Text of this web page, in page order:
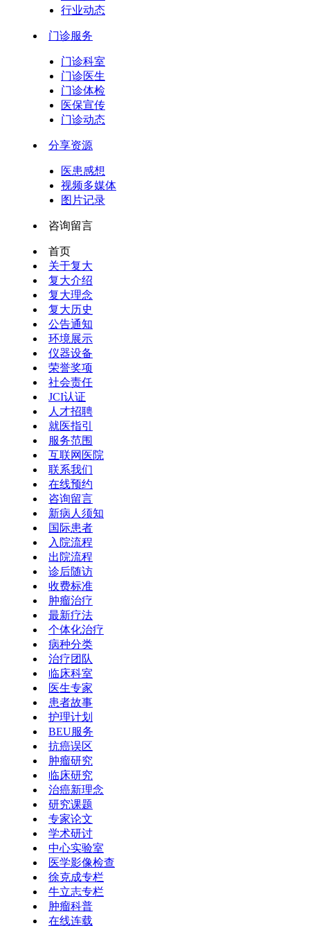
行业动态
门诊服务
门诊科室
门诊医生
门诊体检
医保宣传
门诊动态
分享资源
医患感想
视频多媒体
图片记录
咨询留言
首页
关于复大
复大介绍
复大理念
复大历史
公告通知
环境展示
仪器设备
荣誉奖项
社会责任
JCI认证
人才招聘
就医指引
服务范围
互联网医院
联系我们
在线预约
咨询留言
新病人须知
国际患者
入院流程
出院流程
诊后随访
收费标准
肿瘤治疗
最新疗法
个体化治疗
病种分类
治疗团队
临床科室
医生专家
患者故事
护理计划
BEU服务
抗癌误区
肿瘤研究
临床研究
治癌新理念
研究课题
专家论文
学术研讨
中心实验室
医学影像检查
徐克成专栏
牛立志专栏
肿瘤科普
在线连载